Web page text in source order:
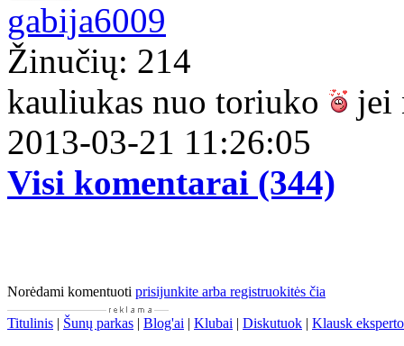
gabija6009
Žinučių: 214
kauliukas nuo toriuko
jei
2013-03-21 11:26:05
Visi komentarai (344)
Norėdami komentuoti prisijunkite arba registruokitės čia
Titulinis | Šunų parkas | Blog'ai | Klubai | Diskutuok | Klausk eksperto